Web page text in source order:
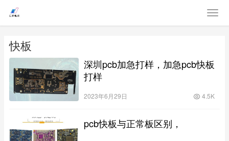
快板
深圳pcb加急打样，加急pcb快板
打样
2023年6月29日 4.5K
pcb快板与正常板区别，